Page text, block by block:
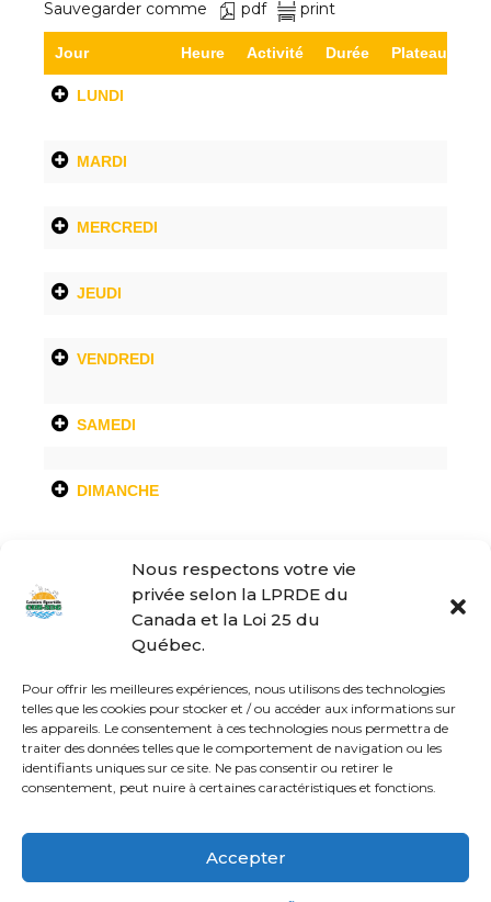
Nous respectons votre vie
privée selon la LPRDE du
Canada et la Loi 25 du
Québec.
Pour offrir les meilleures expériences, nous utilisons des technologies
telles que les cookies pour stocker et / ou accéder aux informations sur
les appareils. Le consentement à ces technologies nous permettra de
traiter des données telles que le comportement de navigation ou les
identifiants uniques sur ce site. Ne pas consentir ou retirer le
consentement, peut nuire à certaines caractéristiques et fonctions.
Accepter
Sauvegarder comme pdf print
Jour Heure Activité Durée Plateau
LUNDI
MARDI
MERCREDI
JEUDI
VENDREDI
SAMEDI
DIMANCHE
11:00—12:00 10 $ / période
10:00—11:00
PRÉCÉDENT
Cours de natation
SUIVANT
Descriptif des cours
© Loisirs Sportifs CDN-NDG | Communauté active et en santé
depuis le 21 novembre 1996!
Français English(Anglais)